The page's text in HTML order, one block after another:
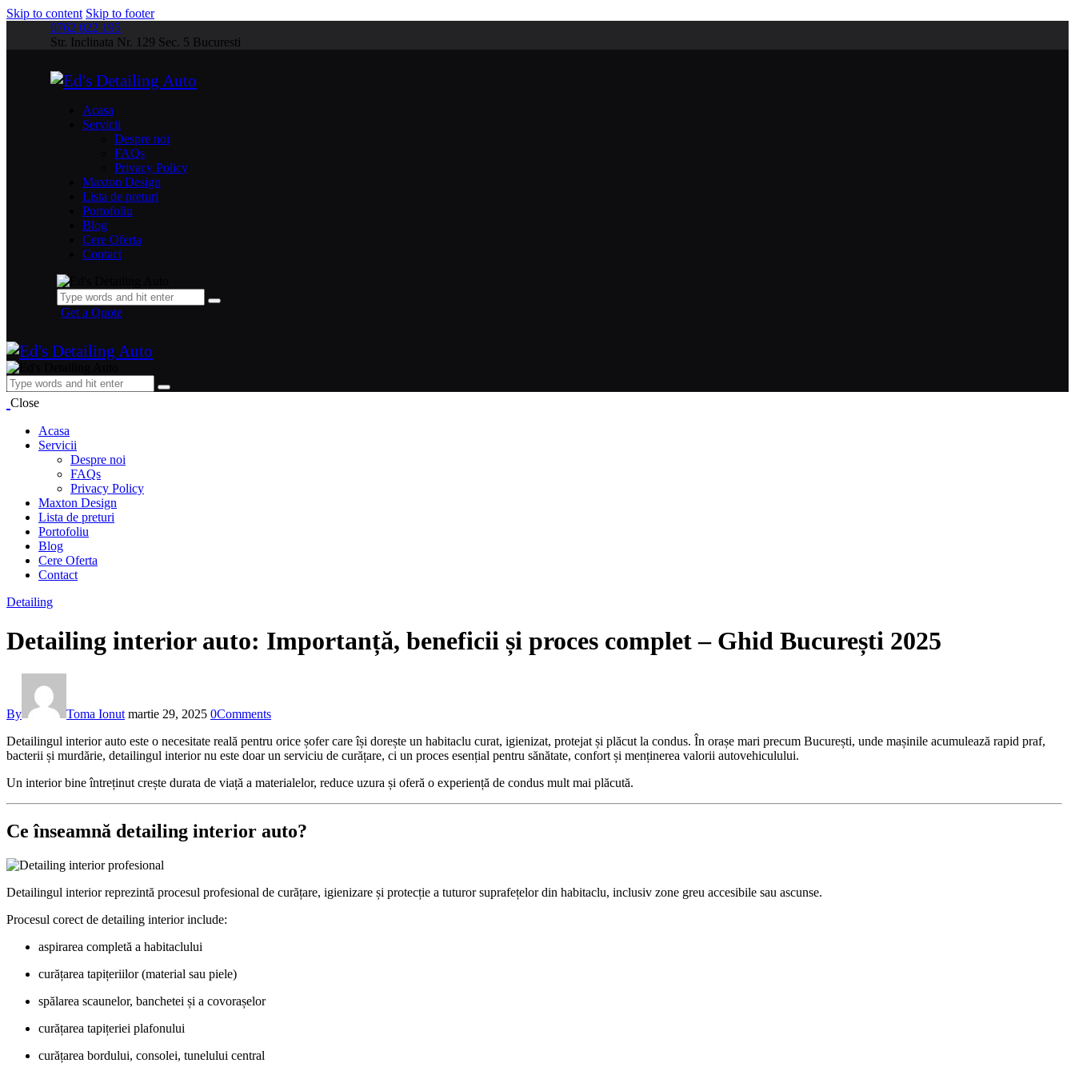
Skip to content Skip to footer
0762 022 195
Str. Inclinata Nr. 129 Sec. 5 Bucuresti
Acasa
Servicii
Despre noi
FAQs
Privacy Policy
Maxton Design
Lista de preturi
Portofoliu
Blog
Cere Oferta
Contact
Get a Quote
Close
Acasa
Servicii
Despre noi
FAQs
Privacy Policy
Maxton Design
Lista de preturi
Portofoliu
Blog
Cere Oferta
Contact
Detailing
Detailing interior auto: Importanță, beneficii și proces complet – Ghid București 2025
By Toma Ionut martie 29, 2025 0Comments
Detailingul interior auto este o necesitate reală pentru orice șofer care își dorește un habitaclu curat, igienizat, protejat și plăcut la condus. În orașe mari precum București, unde mașinile acumulează rapid praf,
bacterii și murdărie, detailingul interior nu este doar un serviciu de curățare, ci un proces esențial pentru sănătate, confort și menținerea valorii autovehiculului.
Un interior bine întreținut crește durata de viață a materialelor, reduce uzura și oferă o experiență de condus mult mai plăcută.
Ce înseamnă detailing interior auto?
Detailingul interior reprezintă procesul profesional de curățare, igienizare și protecție a tuturor suprafețelor din habitaclu, inclusiv zone greu accesibile sau ascunse.
Procesul corect de detailing interior include:
aspirarea completă a habitaclului
curățarea tapițeriilor (material sau piele)
spălarea scaunelor, banchetei și a covorașelor
curățarea tapițeriei plafonului
curățarea bordului, consolei, tunelului central